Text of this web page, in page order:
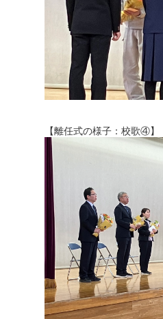
【離任式の様子：校歌④】